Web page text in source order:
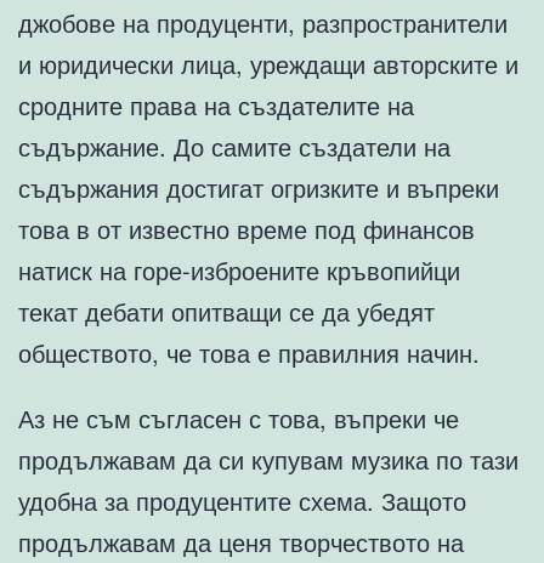
джобове на продуценти, разпространители
и юридически лица, уреждащи авторските и
сродните права на създателите на
съдържание. До самите създатели на
съдържания достигат огризките и въпреки
това в от известно време под финансов
натиск на горе-изброените кръвопийци
текат дебати опитващи се да убедят
обществото, че това е правилния начин.
Аз не съм съгласен с това, въпреки че
продължавам да си купувам музика по тази
удобна за продуцентите схема. Защото
продължавам да ценя творчеството на